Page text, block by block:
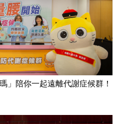
陪你一起遠離代謝症候群！